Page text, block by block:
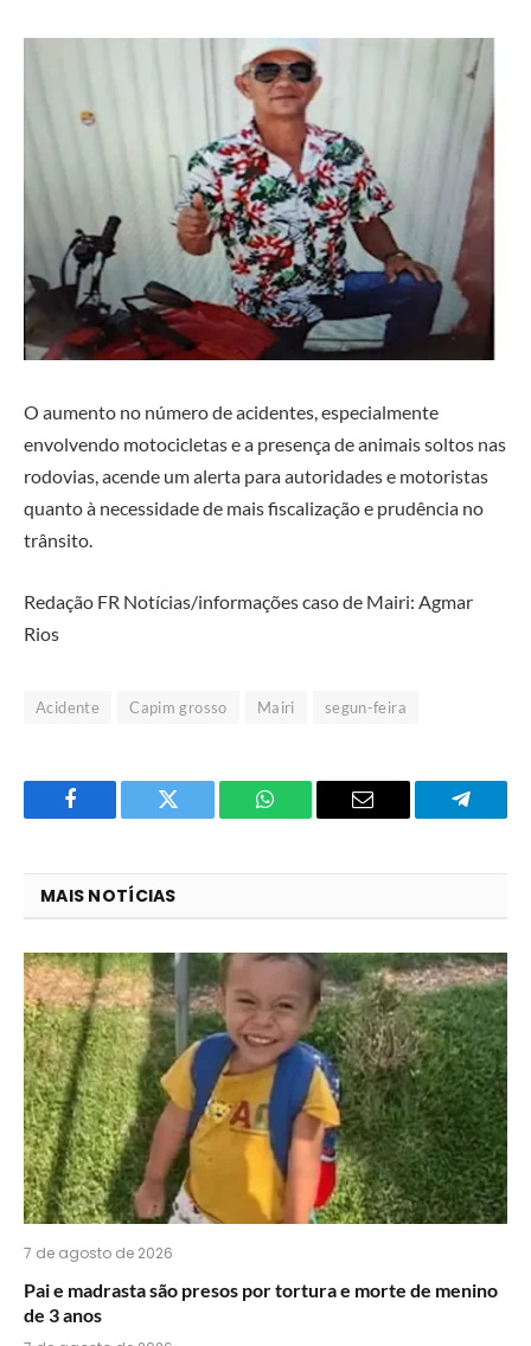
O aumento no número de acidentes, especialmente
envolvendo motocicletas e a presença de animais soltos nas
rodovias, acende um alerta para autoridades e motoristas
quanto à necessidade de mais fiscalização e prudência no
trânsito.
Redação FR Notícias/informações caso de Mairi: Agmar
Rios
Acidente Capim grosso Mairi segun-feira
Facebook Twitter
O
do
WhatsApp?
E-
MAIS NOTÍCIAS
7 de agosto de 2026
Pai e madrasta são presos por tortura e morte de menino
de 3 anos